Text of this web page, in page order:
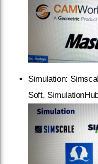
Simulation:
Soft,